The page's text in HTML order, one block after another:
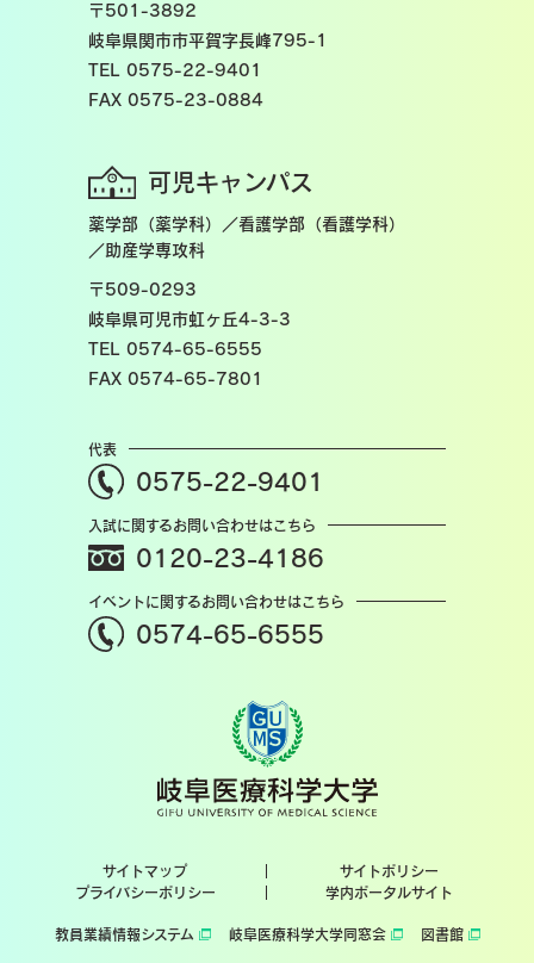
〒501-3892
岐阜県関市市平賀字長峰795-1
TEL 0575-22-9401
FAX 0575-23-0884
可児キャンパス
薬学部（薬学科）／看護学部（看護学科）
／助産学専攻科
〒509-0293
岐阜県可児市虹ヶ丘4-3-3
TEL 0574-65-6555
FAX 0574-65-7801
代表
0575-22-9401
入試に関するお問い合わせはこちら
0120-23-4186
イベントに関するお問い合わせはこちら
0574-65-6555
サイトマップ
サイトポリシー
プライバシーポリシー
学内ポータルサイト
教員業績情報システム 岐阜医療科学大学同窓会 図書館